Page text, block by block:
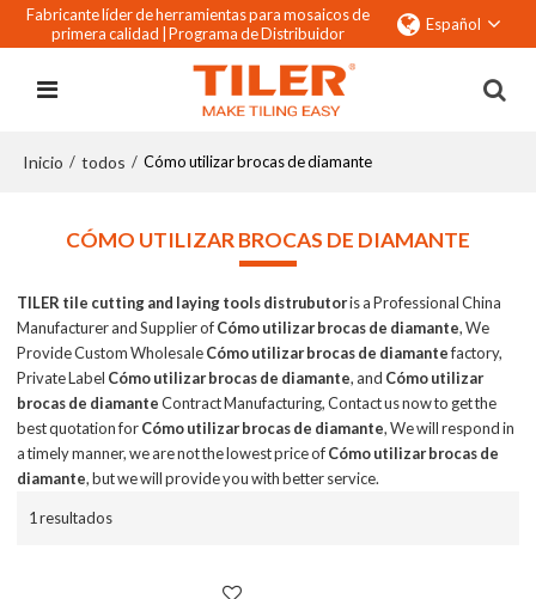
Fabricante líder de herramientas para mosaicos de
primera calidad | Programa de Distribuidor Español
Inicio / todos / Cómo utilizar brocas de diamante
CÓMO UTILIZAR BROCAS DE DIAMANTE
TILER tile cutting and laying tools distrubutoris a Professional China
Manufacturer and Supplier ofCómo utilizar brocas de diamante, We
Provide Custom WholesaleCómo utilizar brocas de diamantefactory,
Private Label Cómo utilizar brocas de diamante, and Cómo utilizar
brocas de diamanteContract Manufacturing, Contact us now to get the
best quotation forCómo utilizar brocas de diamante, We will respond in
a timely manner, we are not the lowest price ofCómo utilizar brocas de
diamante, but we will provide you with better service.
1 resultados